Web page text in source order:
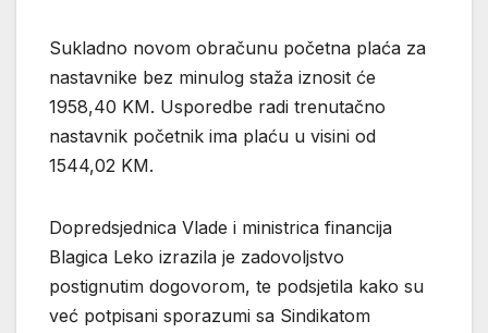
Sukladno novom obračunu početna plaća za
nastavnike bez minulog staža iznosit će
1958,40 KM. Usporedbe radi trenutačno
nastavnik početnik ima plaću u visini od
1544,02 KM.
Dopredsjednica Vlade i ministrica financija
Blagica Leko izrazila je zadovoljstvo
postignutim dogovorom, te podsjetila kako su
već potpisani sporazumi sa Sindikatom